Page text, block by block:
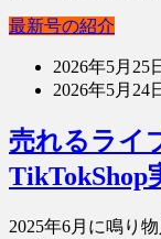
最新号の紹介
2026年5月25
2026年5月24
売れるライ
TikTokShop
2025年6月に鳴り